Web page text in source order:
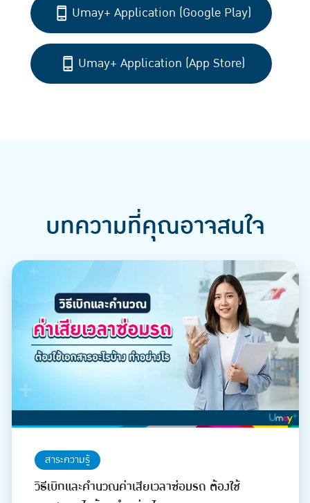
Umay+ Application (Google Play)
Umay+ Application (App Store)
บทความที่คุณอาจสนใจ
สาระความรู้
วิธีเบิกและคำนวณค่าเสียเวลาซ่อมรถ ต้องใช้